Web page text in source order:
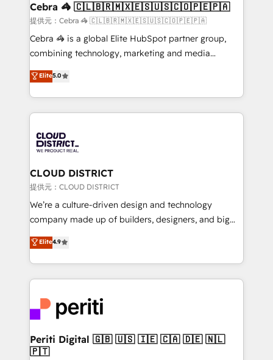
CS: 245% organic growth & +751% new visitors for a
full-funnel HubSpot project ✨ CS: 415% conversion
boost with a new HubSpot site Recognized leaders:
🏆 HubSpot Platform Migration Impact Award 🏆
Inbound Campaign of the Year 🏆 Gold AVA Digital
Award for Best Website 🌟 Accreditations: CRM
Cebra 🦓 🇨🇱🇧🇷🇲🇽🇪🇸🇺🇸🇨🇴🇵🇪🇵🇦
提供元：Cebra 🦓 🇨🇱🇧🇷🇲🇽🇪🇸🇺🇸🇨🇴🇵🇪🇵🇦
Cebra 🦓 is a global Elite HubSpot partner group,
combining technology, marketing and media
expertise across Latin America and Southern
Europe, with teams across 7 countries. Born in Chile,
we combine local insight with international reach to
help businesses grow through technology, creativity,
500+ HubSpot implementations, building end-to-
end solutions that integrate CRM, AI automation,
inbound and loop marketing, content, and digital
creativity. Our multicultural team works in Spanish,
Portuguese, and English to design scalable strategies
that drive measurable growth. 🌎 Highlights: • 10+
Platform Migration Excellence. • Top 3 Partner of the
Year LATAM 2022, 2023, 2024, 2025. • Partner of the
business with HubSpot? Let Cebra’s experts help
you grow faster, smarter, and with impact.
Elite5.0
CLOUD DISTRICT
提供元：CLOUD DISTRICT
We’re a culture-driven design and technology
company made up of builders, designers, and big
thinkers. We blend strategy, design, and
development—always fueled by curiosity—to turn
ideas, opportunities, and challenges into meaningful
experiences. To us, technology is more than just
and—most importantly—simple. That’s why we lean
into bold ideas and shape them into thoughtful
products and strategies that actually make a
difference.
Elite4.9
Periti Digital 🇬🇧 🇺🇸 🇮🇪 🇨🇦 🇩🇪 🇳🇱
🇵🇹